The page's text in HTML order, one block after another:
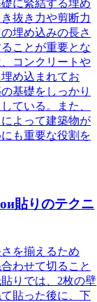
に緊結する埋め
抜き力や剪断力
埋め込みの長さ
ことが重要とな
コンクリートや
め込まれてお
基礎をしっかり
ている。また、
よって建築物が
も重要な役割を
貼りのテクニ
を揃えるため
わせて切ること
りでは、2枚の壁
貼った後に、下